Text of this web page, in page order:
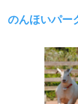
ョ
のんほいパー